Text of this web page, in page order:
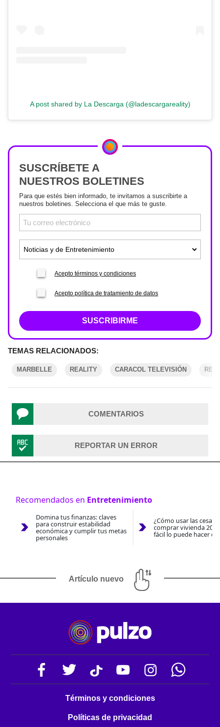
A post shared by La Descarga (@ladescargareality)
SUSCRÍBETE A
NUESTROS BOLETINES
Para que estés bien informado, te invitamos a suscribirte a
nuestros boletines. Selecciona el que más te guste.
Acepto términos y condiciones
Acepto política de tratamiento de datos
SUSCRIBIRME
TEMAS RELACIONADOS:
MARBELLE REALITY CARACOL TELEVISIÓN
COMENTARIOS
REPORTAR UN ERROR
Recomendados en Entretenimiento
Domina tus finanzas: claves
para construir estabilidad
económica y cumplir tus metas
personales
¿Cómo usar las
comprar vivienda
fácil lo puede hacer
Artículo nuevo
Términos y condiciones
Políticas de privacidad